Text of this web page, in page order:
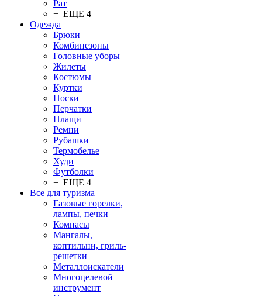
Рат
+ ЕЩЕ 4
Одежда
Брюки
Комбинезоны
Головные уборы
Жилеты
Костюмы
Куртки
Носки
Перчатки
Плащи
Ремни
Рубашки
Термобелье
Худи
Футболки
+ ЕЩЕ 4
Все для туризма
Газовые горелки,
лампы, печки
Компасы
Мангалы,
коптильни, гриль-
решетки
Металлоискатели
Многоцелевой
инструмент